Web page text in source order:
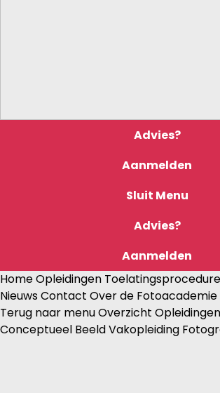
Advies?
Aanmelden
Sluit Menu
Advies?
Aanmelden
HomeOpleidingen Toelatingsprocedure
NieuwsContact Over de Fotoacademie
Terug naar menuOverzicht Opleidingen
Conceptueel BeeldVakopleiding